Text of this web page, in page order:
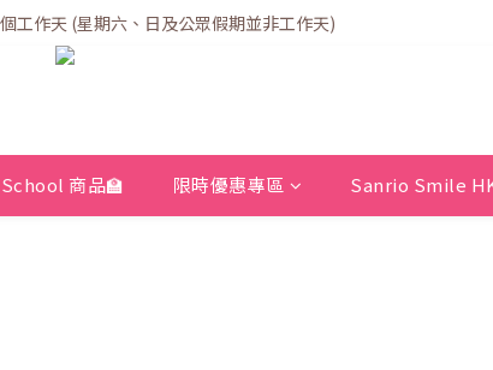
工作天 (星期六、日及公眾假期並非工作天)
工作天 (星期六、日及公眾假期並非工作天)
免運費 | 滿$200免自取點運費
工作天 (星期六、日及公眾假期並非工作天)
商品🏫 限時優惠專區 Sanrio Smile